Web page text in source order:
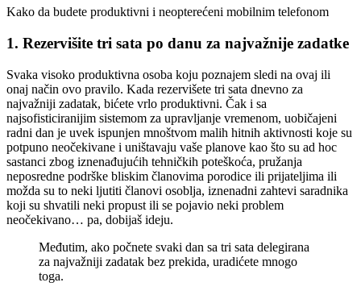
Kako da budete produktivni i neopterećeni mobilnim telefonom
1. Rezervišite tri sata po danu za najvažnije zadatke
Svaka visoko produktivna osoba koju poznajem sledi na ovaj ili
onaj način ovo pravilo. Kada rezervišete tri sata dnevno za
najvažniji zadatak, bićete vrlo produktivni. Čak i sa
najsofisticiranijim sistemom za upravljanje vremenom, uobičajeni
radni dan je uvek ispunjen mnoštvom malih hitnih aktivnosti koje su
potpuno neočekivane i uništavaju vaše planove kao što su ad hoc
sastanci zbog iznenađujućih tehničkih poteškoća, pružanja
neposredne podrške bliskim članovima porodice ili prijateljima ili
možda su to neki ljutiti članovi osoblja, iznenadni zahtevi saradnika
koji su shvatili neki propust ili se pojavio neki problem
neočekivano… pa, dobijaš ideju.
Međutim, ako počnete svaki dan sa tri sata delegirana
za najvažniji zadatak bez prekida, uradićete mnogo
toga.